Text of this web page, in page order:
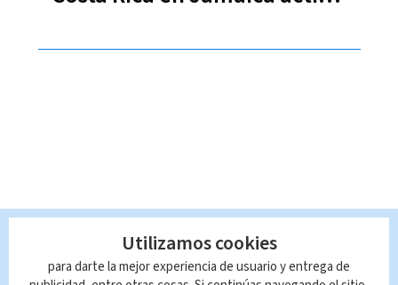
Utilizamos cookies
para darte la mejor experiencia de usuario y entrega de